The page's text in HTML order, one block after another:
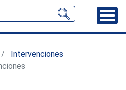
Intervenciones